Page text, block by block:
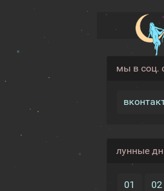
мы в соц.
лунные
01 02